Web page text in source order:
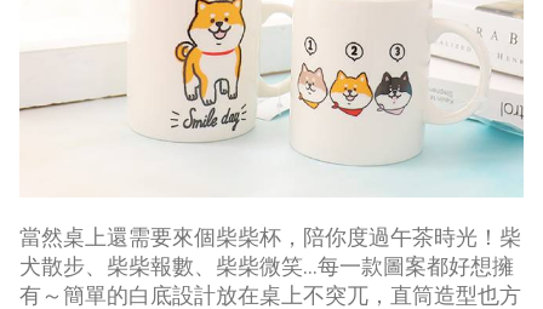
當然桌上還需要來個柴柴杯，陪你度過午茶時光！柴
犬散步、柴柴報數、柴柴微笑…每一款圖案都好想擁
有～簡單的白底設計放在桌上不突兀，直筒造型也方